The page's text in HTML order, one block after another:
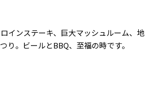
インステーキ、巨大マッシュルーム、地
り。ビールとBBQ、至福の時です。